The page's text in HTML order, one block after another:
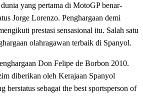
yang pertama di MotoGP benar-
Jorge Lorenzo. Penghargaan demi
prestasi sensasional itu. Salah satu
olahragawan terbaik di Spanyol.
Don Felipe de Borbon 2010.
diberikan oleh Kerajaan Spanyol
berstatus sebagai the best sportsperson of